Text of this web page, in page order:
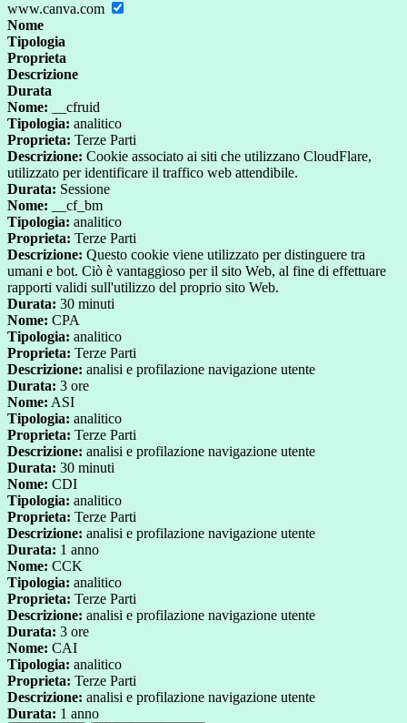
www.canva.com
Nome
Tipologia
Proprieta
Descrizione
Durata
Nome: __cfruid
Tipologia: analitico
Proprieta: Terze Parti
Descrizione: Cookie associato ai siti che utilizzano CloudFlare,
utilizzato per identificare il traffico web attendibile.
Durata: Sessione
Nome: __cf_bm
Tipologia: analitico
Proprieta: Terze Parti
Descrizione: Questo cookie viene utilizzato per distinguere tra
umani e bot. Ciò è vantaggioso per il sito Web, al fine di effettuare
rapporti validi sull'utilizzo del proprio sito Web.
Durata: 30 minuti
Nome: CPA
Tipologia: analitico
Proprieta: Terze Parti
Descrizione: analisi e profilazione navigazione utente
Durata: 3 ore
Nome: ASI
Tipologia: analitico
Proprieta: Terze Parti
Descrizione: analisi e profilazione navigazione utente
Durata: 30 minuti
Nome: CDI
Tipologia: analitico
Proprieta: Terze Parti
Descrizione: analisi e profilazione navigazione utente
Durata: 1 anno
Nome: CCK
Tipologia: analitico
Proprieta: Terze Parti
Descrizione: analisi e profilazione navigazione utente
Durata: 3 ore
Nome: CAI
Tipologia: analitico
Proprieta: Terze Parti
Descrizione: analisi e profilazione navigazione utente
Durata: 1 anno